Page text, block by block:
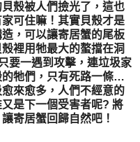
殼被人們撿光了，這也
可住嘛！其實貝殼才是
，可以讓寄居蟹的尾板
裡用牠最大的螯擋在洞
要一遇到攻擊，連垃圾家
牠們，只有死路一條…
來愈多，人們不經意的
是下一個受害者呢? 將
寄居蟹回歸自然吧！